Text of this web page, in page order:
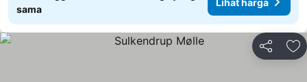
sama
Bagikan